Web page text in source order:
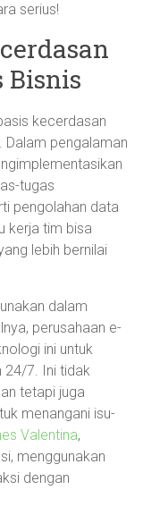
serius!
Bisnis
kecerdasan
Dalam pengalaman
tugas
pengolahan data
kerja tim bisa
lebih bernilai
dalam
perusahaan e-
ini untuk
24/7. Ini tidak
tetapi juga
menangani isu-
Valentina,
menggunakan
dengan